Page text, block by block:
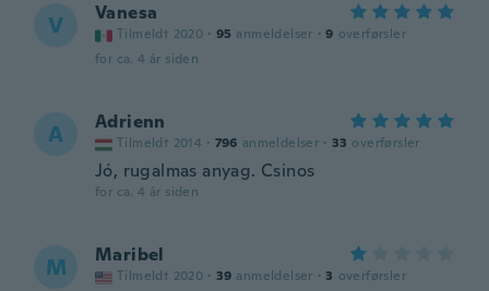
V Vanesa
Tilmeldt 2020 · 95 anmeldelser · 9 overførsler
for ca. 4 år siden
A Adrienn
Tilmeldt 2014 · 796 anmeldelser · 33 overførsler
Jó, rugalmas anyag. Csinos
for ca. 4 år siden
M Maribel
Tilmeldt 2020 · 39 anmeldelser · 3 overførsler